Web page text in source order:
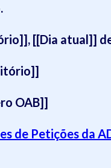
[[Dia atual]]
OAB]]
de Petições da